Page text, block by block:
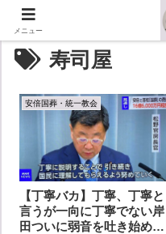
寿司屋
安倍国葬・統一教会
【丁寧バカ】丁寧、丁寧と
言うが一向に丁寧でない岸
田ついに弱音を吐き始め
メニュー